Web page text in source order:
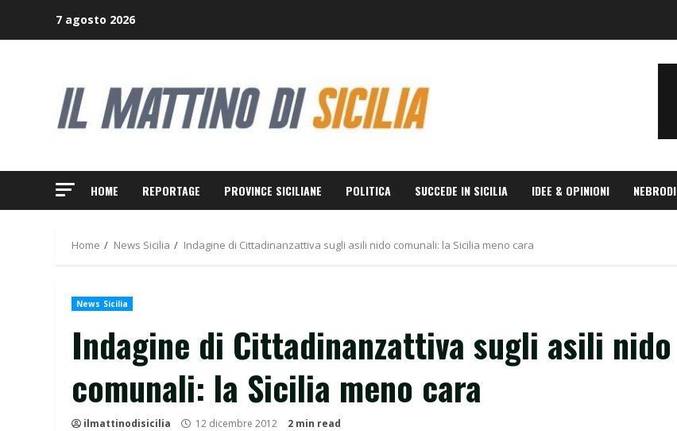
7 agosto 2026
HOME REPORTAGE PROVINCE SICILIANE POLITICA SUCCEDE IN SICILIA IDEE & OPINIONI NEBRODI
Home News Sicilia Indagine di Cittadinanzattiva sugli asili nido comunali: la Sicilia meno cara
News Sicilia
Indagine di Cittadinanzattiva sugli asili nido
comunali: la Sicilia meno cara
ilmattinodisicilia 12 dicembre 2012 2 min read